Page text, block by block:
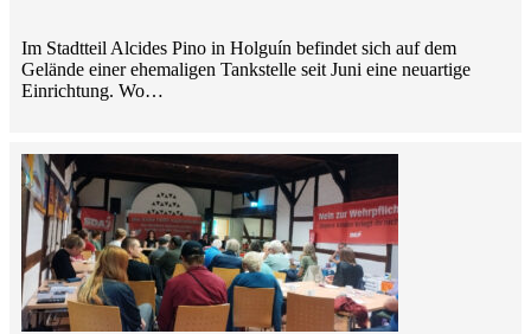
Im Stadtteil Alcides Pino in Holguín befindet sich auf dem
Gelände einer ehemaligen Tankstelle seit Juni eine neuartige
Einrichtung. Wo…